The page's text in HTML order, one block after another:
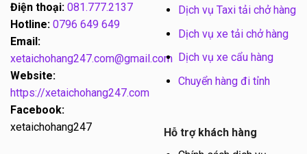
Điện thoại: 081.777.2137
Hotline: 0796 649 649
Email:
xetaichohang247.com@gmail.com
Website:
https://xetaichohang247.com
Facebook:
xetaichohang247
Dịch vụ Taxi tải chở hàng
Dịch vụ xe tải chở hàng
Dịch vụ xe cẩu hàng
Chuyển hàng đi tỉnh
Hỗ trợ khách hàng